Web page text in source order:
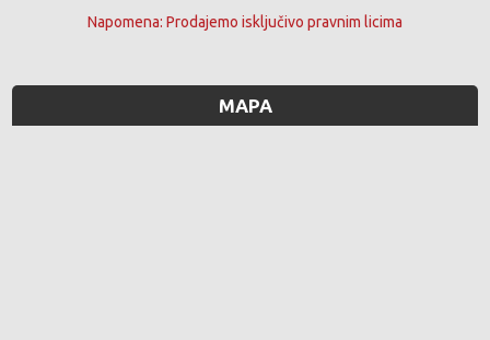
Napomena: Prodajemo isključivo pravnim licima
MAPA